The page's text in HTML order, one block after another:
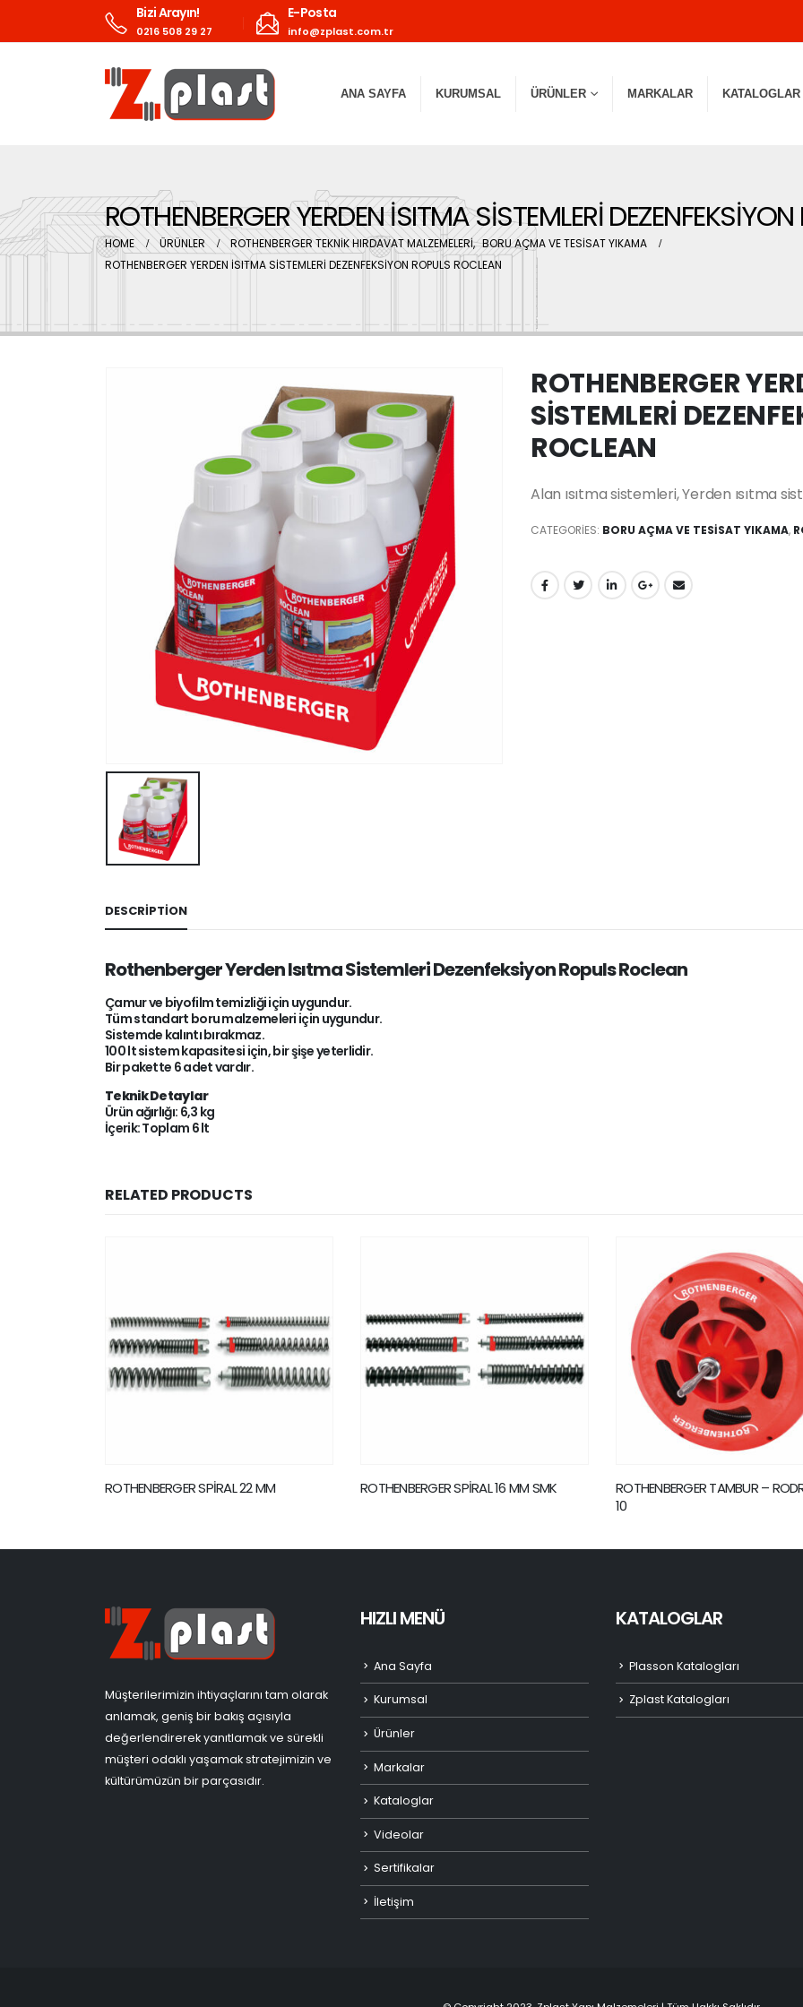
Bizi Arayın!
0216 508 29 27
E-Posta
info@zplast.com.tr
ANA SAYFA KURUMSAL ÜRÜNLER MARKALAR KATALOGLAR
ROTHENBERGER YERDEN İSITMA SİSTEMLERİ
HOME ÜRÜNLER ROTHENBERGER TEKNİK HIRDAVAT MALZEMELERİ, BORU AÇMA VE TESİSAT YIKAMA
ROTHENBERGER YERDEN İSITMA SİSTEMLERİ DEZENFEKSİYON ROPULS ROCLEAN
ROTHENBERGER
SİSTEMLERİ
ROCLEAN
Alan ısıtma sistemleri, Yerden ısıtma
CATEGORIES: BORU AÇMA VE TESİSAT YIKAMA,
DESCRIPTION
Rothenberger Yerden Isıtma Sistemleri Dezenfeksiyon Ropuls Roclean
Çamur ve biyofilm temizliği için uygundur.
Tüm standart boru malzemeleri için uygundur.
Sistemde kalıntı bırakmaz.
100 lt sistem kapasitesi için, bir şişe yeterlidir.
Bir pakette 6 adet vardır.
Teknik Detaylar
Ürün ağırlığı: 6,3 kg
İçerik: Toplam 6 lt
RELATED PRODUCTS
ROTHENBERGER SPİRAL 16 MM SMK
ROTHENBERGER TAMBUR – RODRUM S
ROTHENBERGER DÖRT ÇATALLI
KAFASI
Müşterilerimizin ihtiyaçlarını tam olarak
anlamak, geniş bir bakış açısıyla
değerlendirerek yanıtlamak ve sürekli
müşteri odaklı yaşamak stratejimizin ve
Ana Sayfa
Kurumsal
Ürünler
Markalar
Kataloglar
Videolar
Sertifikalar
İletişim
Plasson Katalogları
Zplast Katalogları